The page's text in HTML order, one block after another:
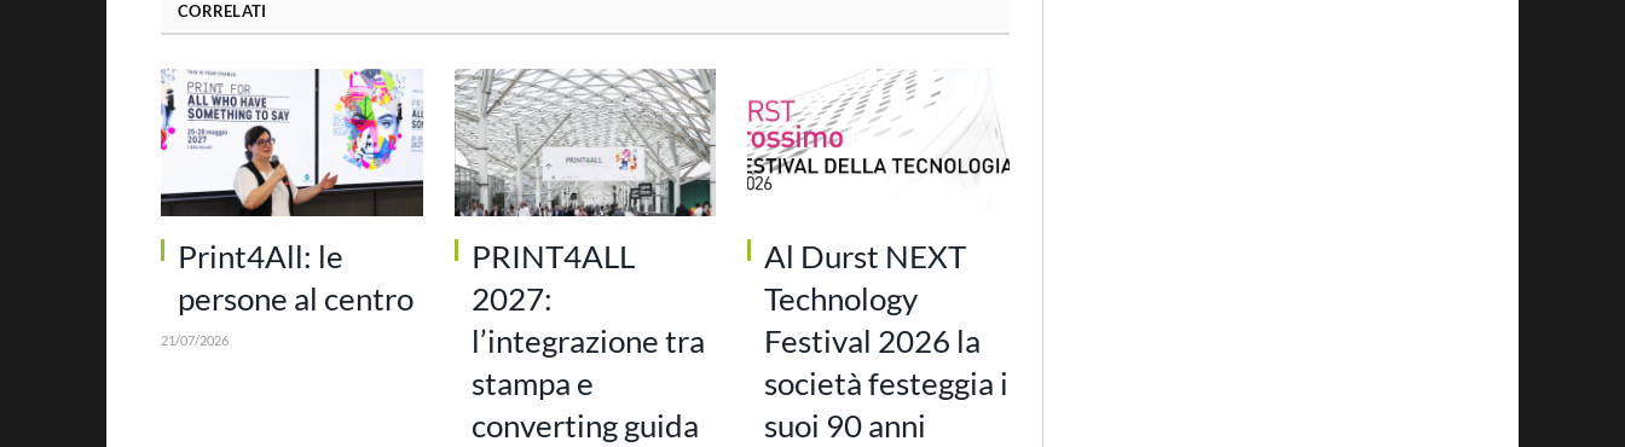
CORRELATI
Print4All: le
persone al centro
21/07/2026
PRINT4ALL
2027:
l’integrazione tra
stampa e
converting guida
Al Durst NEXT
Technology
Festival 2026 la
società festeggia i
suoi 90 anni